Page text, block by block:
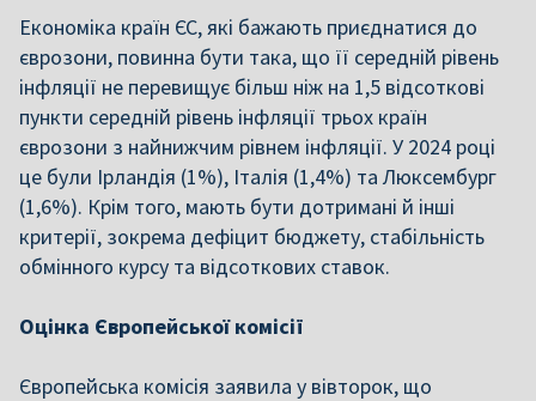
Економіка країн ЄС, які бажають приєднатися до
єврозони, повинна бути така, що її середній рівень
інфляції не перевищує більш ніж на 1,5 відсоткові
пункти середній рівень інфляції трьох країн
єврозони з найнижчим рівнем інфляції. У 2024 році
це були Ірландія (1%), Італія (1,4%) та Люксембург
(1,6%). Крім того, мають бути дотримані й інші
критерії, зокрема дефіцит бюджету, стабільність
обмінного курсу та відсоткових ставок.
Оцінка Європейської комісії
Європейська комісія заявила у вівторок, що